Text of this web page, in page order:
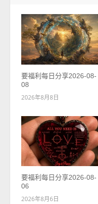
要福利每日分享2026-08-
08
2026年8月8日
要福利每日分享2026-08-
06
2026年8月6日